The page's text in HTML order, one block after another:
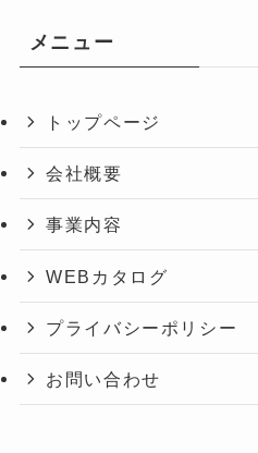
メニュー
トップページ
会社概要
事業内容
WEBカタログ
プライバシーポリシー
お問い合わせ